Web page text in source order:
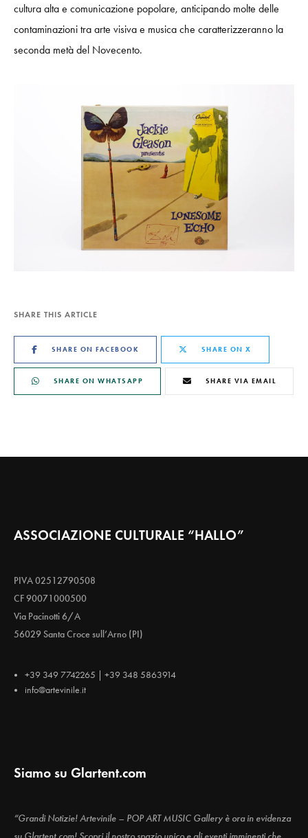
cultura alta e comunicazione popolare, anticipando molte delle
contaminazioni tra arte visiva e musica che caratterizzeranno la
seconda metà del Novecento.
SHARE THIS ARTICLE
SHARE ON FACEBOOK SHARE ON X
SHARE ON WHATSAPP SHARE VIA EMAIL
ASSOCIAZIONE CULTURALE “HALLO”
PIVA 02512790508
CF 90071000500
Via Pacinotti 6/A
56029 Santa Croce sull’Arno (PI)
+39 349 7742265 | +39 348 5863914
info@artevinile.it
Siamo su Glartent.com
“Grandi Notizie! Artevinile – POP ART MUSIC Gallery è ora in evidenza